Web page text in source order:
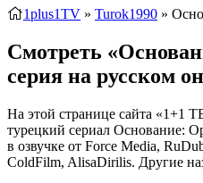
1plus1TV » Turok1990 »
Смотреть
серия на русском
На этой странице сайта «1+1
турецкий сериал Основание:
в озвучке от Force Media,
ColdFilm, AlisaDirilis. Другие